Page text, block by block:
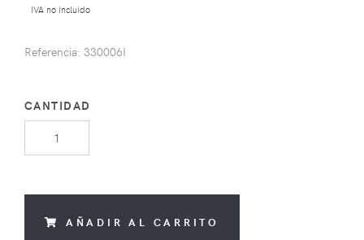
IVA no incluido
Referencia: 330006I
CANTIDAD
AÑADIR AL CARRITO